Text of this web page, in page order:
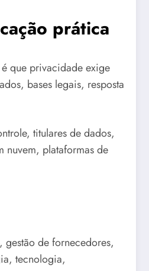
prática
que privacidade exige
bases legais, resposta
titulares de dados,
nuvem, plataformas de
de fornecedores,
tecnologia,